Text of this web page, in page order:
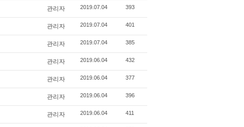
관리자 2019.07.04 393
관리자 2019.07.04 401
관리자 2019.07.04 385
관리자 2019.06.04 432
관리자 2019.06.04 377
관리자 2019.06.04 396
관리자 2019.06.04 411